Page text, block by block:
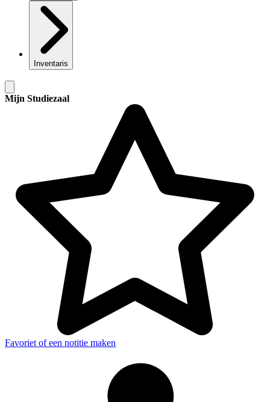
Inventaris
Mijn Studiezaal
Favoriet of een notitie maken